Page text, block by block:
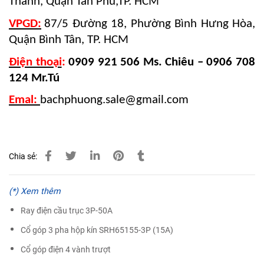
VPGD: 87/5 Đường 18, Phường Bình Hưng Hòa,
Quận Bình Tân, TP. HCM
Điện thoại:0909 921 506 Ms. Chiêu – 0906 708
124 Mr.Tú
Emal: bachphuong.sale@gmail.com
Chia sẻ:
(*) Xem thêm
Ray điện cầu trục 3P-50A
Cổ góp 3 pha hộp kín SRH65155-3P (15A)
Cổ góp điện 4 vành trượt